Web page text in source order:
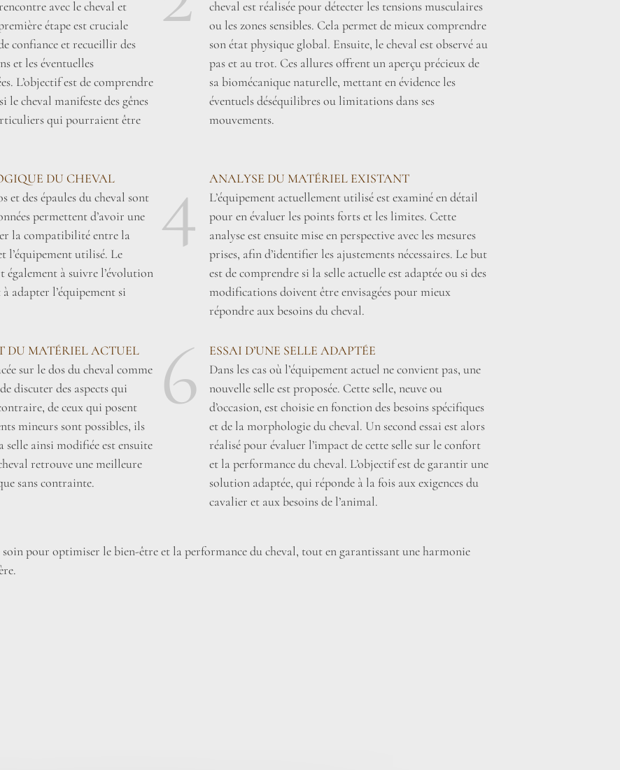
avec le cheval et
étape est cruciale
confiance et recueillir des
et les éventuelles
L’objectif est de comprendre
le cheval manifeste des gênes
qui pourraient être
cheval est réalisée pour détecter les tensions musculaires
ou les zones sensibles. Cela permet de mieux comprendre
son état physique global. Ensuite, le cheval est observé au
pas et au trot. Ces allures offrent un aperçu précieux de
sa biomécanique naturelle, mettant en évidence les
éventuels déséquilibres ou limitations dans ses
mouvements.
DU CHEVAL
et des épaules du cheval sont
permettent d’avoir une
la compatibilité entre la
l’équipement utilisé. Le
à suivre l’évolution
adapter l’équipement si
4
ANALYSE DU MATÉRIEL EXISTANT
L’équipement actuellement utilisé est examiné en détail
pour en évaluer les points forts et les limites. Cette
analyse est ensuite mise en perspective avec les mesures
prises, afin d’identifier les ajustements nécessaires. Le but
est de comprendre si la selle actuelle est adaptée ou si des
modifications doivent être envisagées pour mieux
répondre aux besoins du cheval.
DU MATÉRIEL ACTUEL
sur le dos du cheval comme
discuter des aspects qui
de ceux qui posent
mineurs sont possibles, ils
selle ainsi modifiée est ensuite
retrouve une meilleure
sans contrainte.
6
ESSAI D’UNE SELLE ADAPTÉE
Dans les cas où l’équipement actuel ne convient pas, une
nouvelle selle est proposée. Cette selle, neuve ou
d’occasion, est choisie en fonction des besoins spécifiques
et de la morphologie du cheval. Un second essai est alors
réalisé pour évaluer l’impact de cette selle sur le confort
et la performance du cheval. L’objectif est de garantir une
solution adaptée, qui réponde à la fois aux exigences du
cavalier et aux besoins de l’animal.
soin pour optimiser le bien-être et la performance du cheval, tout en garantissant une harmonie